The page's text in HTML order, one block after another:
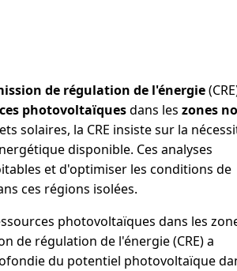
de régulation de l'énergie
photovoltaïquesdans les zones
solaires, la CRE insiste sur la
disponible. Ces analyses
et d'optimiser les conditions de
ces régions isolées.
photovoltaïques dans les
de régulation de l'énergie (CRE) a
du potentiel photovoltaïque